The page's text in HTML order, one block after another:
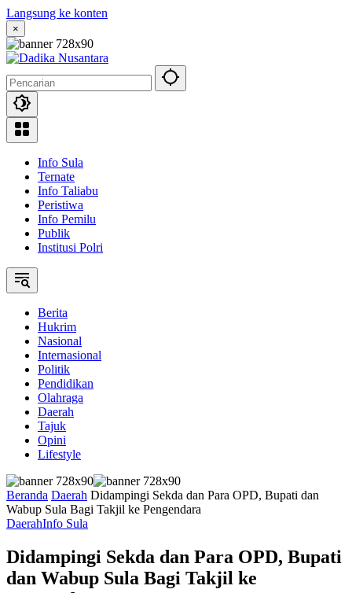
Langsung ke konten
×
Info Sula
Ternate
Info Taliabu
Peristiwa
Info Pemilu
Publik
Institusi Polri
Berita
Hukrim
Nasional
Internasional
Politik
Pendidikan
Olahraga
Daerah
Tajuk
Opini
Lifestyle
Beranda Daerah Didampingi Sekda dan Para OPD, Bupati dan
Wabup Sula Bagi Takjil ke Pengendara
DaerahInfo Sula
Didampingi Sekda dan Para OPD, Bupati
dan Wabup Sula Bagi Takjil ke